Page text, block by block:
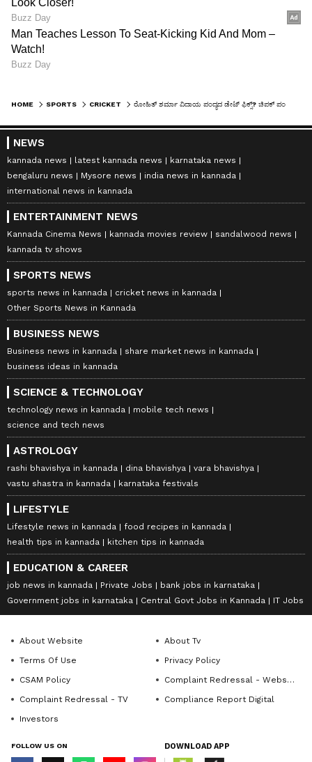
HOME SPORTS CRICKET
NEWS
kannada news latest kannada news
karnataka news
bengaluru news
Mysore news
india news in kannada
international news in kannada
ENTERTAINMENT NEWS
Kannada Cinema News kannada movies review
sandalwood news
kannada tv shows
SPORTS NEWS
sports news in kannada
cricket news in kannada
Other Sports News in Kannada
BUSINESS NEWS
Business news in kannada
share market news in kannada
business ideas in kannada
SCIENCE & TECHNOLOGY
technology news in kannada
mobile tech news
science and tech news
ASTROLOGY
rashi bhavishya in kannada dina bhavishya
vara bhavishya
vastu shastra in kannada
karnataka festivals
LIFESTYLE
Lifestyle news in kannada
food recipes in kannada
health tips in kannada
kitchen tips in kannada
EDUCATION & CAREER
job news in kannada Private Jobs
bank jobs in karnataka
Government jobs in karnataka
Central Govt Jobs in Kannada IT Jobs
About Website
About Tv
Terms Of Use
Privacy Policy
CSAM Policy
Complaint Redressal - Website
Complaint Redressal - TV
Compliance Report Digital
Investors
FOLLOW US ON DOWNLOAD APP